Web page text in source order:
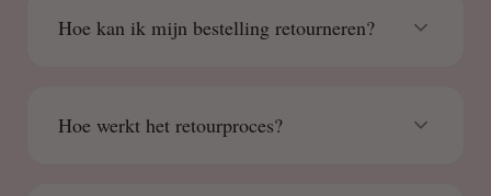
Hoe kan ik mijn bestelling retourneren?
Hoe werkt het retourproces?